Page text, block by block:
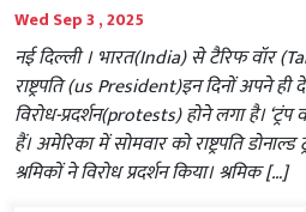
Wed Sep 3 , 2025
नई दिल्‍ली । भारत(India) से टैरिफ वॉर
राष्ट्रपति (us President)इन दिनों अपने
विरोध-प्रदर्शन(protests) होने लगा है।
हैं। अमेरिका में सोमवार को राष्ट्रपति
श्रमिकों ने विरोध प्रदर्शन किया। श्रमिक […]